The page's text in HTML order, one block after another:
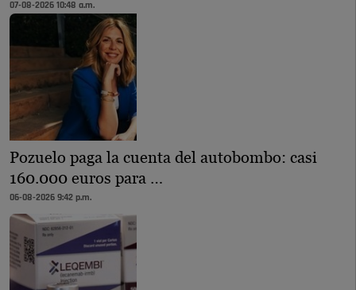
07-08-2026 10:48 a.m.
Pozuelo paga la cuenta del autobombo: casi
160.000 euros para …
06-08-2026 9:42 p.m.